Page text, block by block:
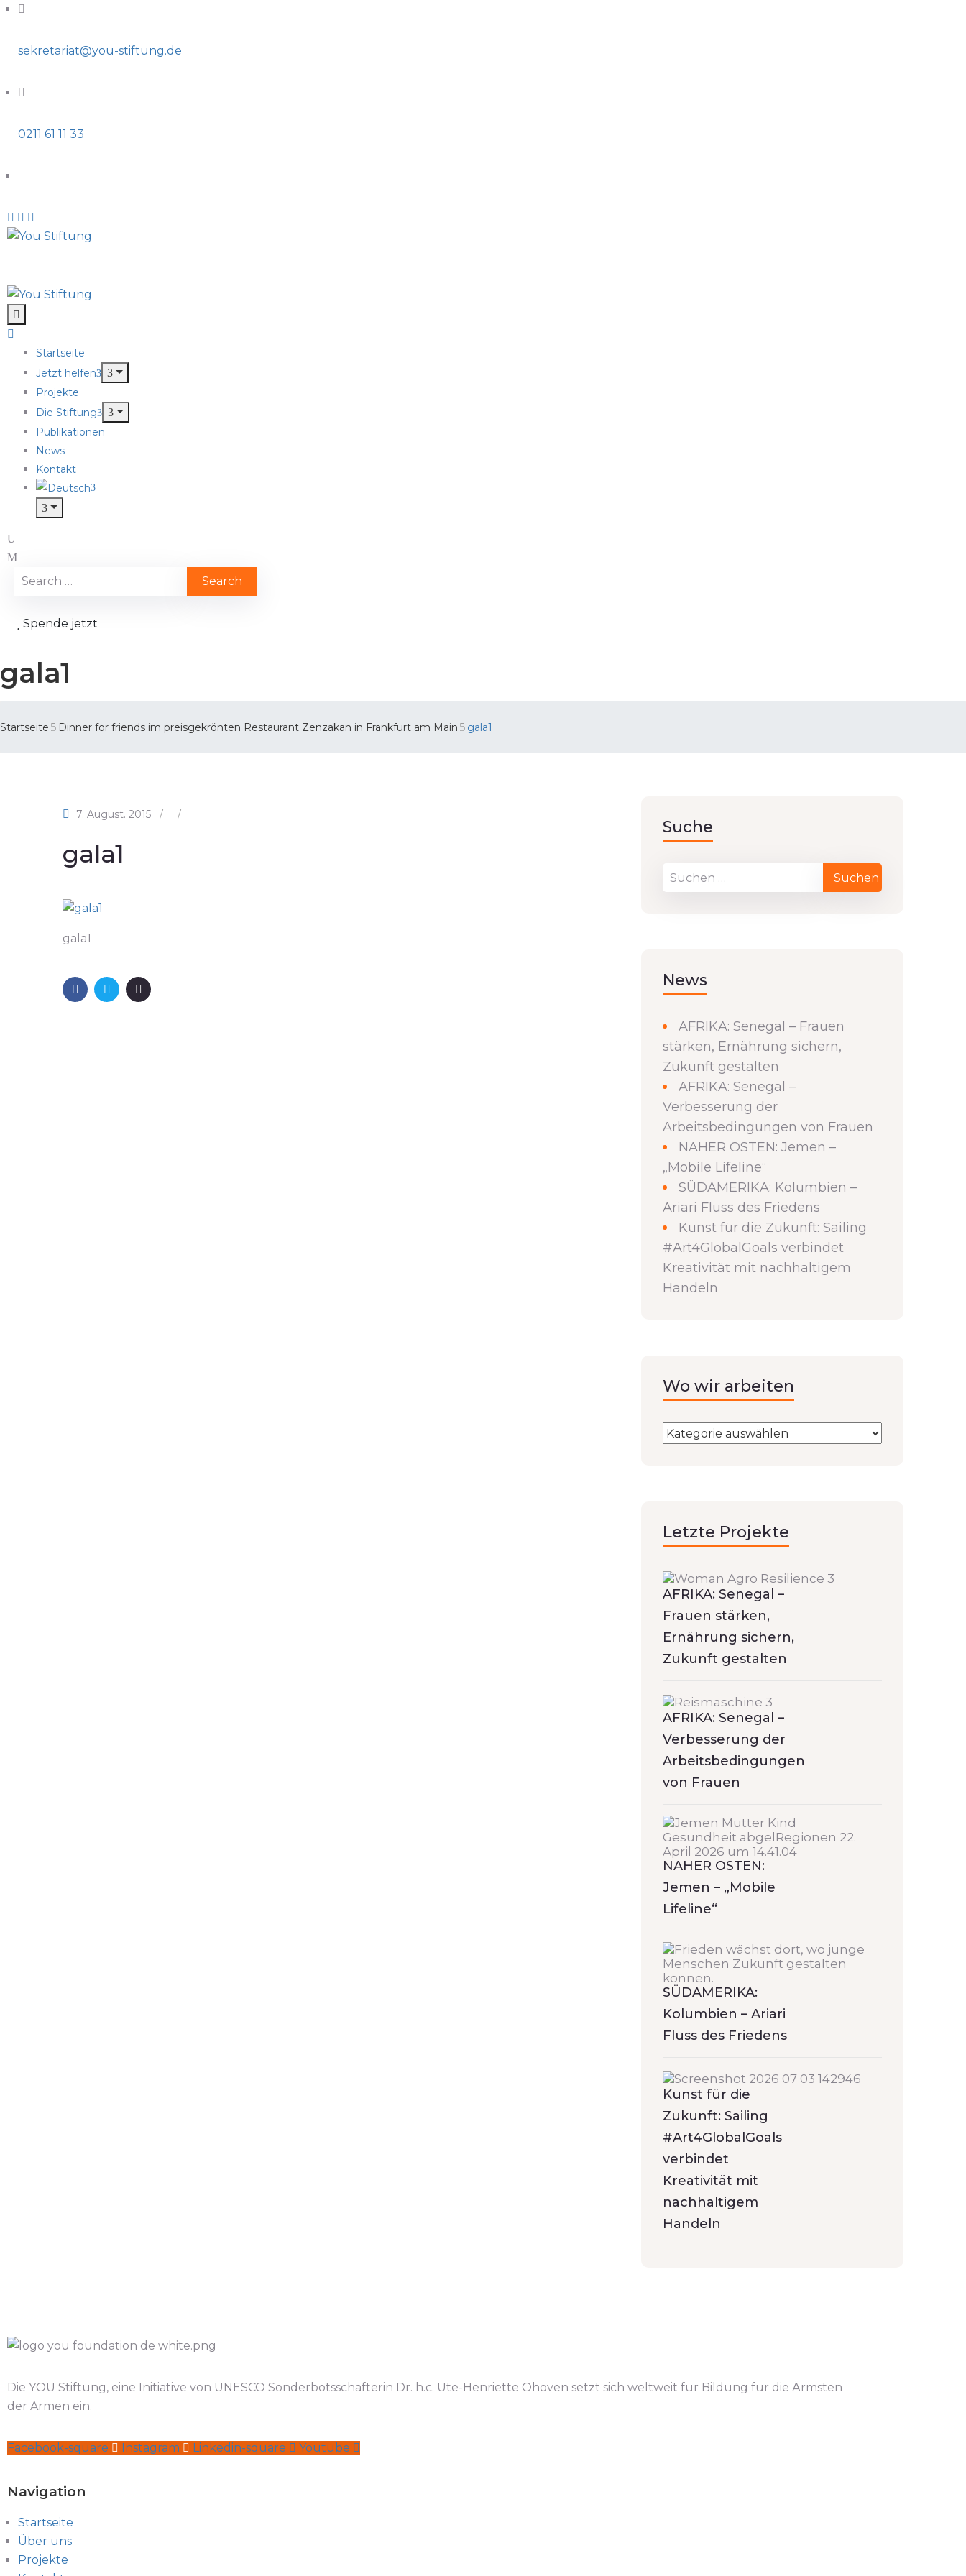
sekretariat@you-stiftung.de
0211 61 11 33
Startseite
Jetzt helfen
Projekte
Die Stiftung
Publikationen
News
Kontakt
Spende jetzt
gala1
Startseite Dinner for friends im preisgekrönten Restaurant Zenzakan in Frankfurt am Main gala1
7. August. 2015 / /
gala1
gala1
Suche
News
AFRIKA: Senegal – Frauen
stärken, Ernährung sichern,
Zukunft gestalten
AFRIKA: Senegal –
Verbesserung der
Arbeitsbedingungen von Frauen
NAHER OSTEN: Jemen –
„Mobile Lifeline“
SÜDAMERIKA: Kolumbien –
Ariari Fluss des Friedens
Kunst für die Zukunft: Sailing
#Art4GlobalGoals verbindet
Kreativität mit nachhaltigem
Handeln
Wo wir arbeiten
Letzte Projekte
AFRIKA: Senegal –
Frauen stärken,
Ernährung sichern,
Zukunft gestalten
AFRIKA: Senegal –
Verbesserung der
Arbeitsbedingungen
von Frauen
NAHER OSTEN:
Jemen – „Mobile
Lifeline“
SÜDAMERIKA:
Kolumbien – Ariari
Fluss des Friedens
Kunst für die
Zukunft: Sailing
#Art4GlobalGoals
verbindet
Kreativität mit
nachhaltigem
Handeln
Die YOU Stiftung, eine Initiative von UNESCO Sonderbotsschafterin Dr. h.c. Ute-Henriette Ohoven setzt sich weltweit für Bildung für die Ärmsten
der Armen ein.
Facebook-square Instagram Linkedin-square Youtube
Navigation
Startseite
Über uns
Projekte